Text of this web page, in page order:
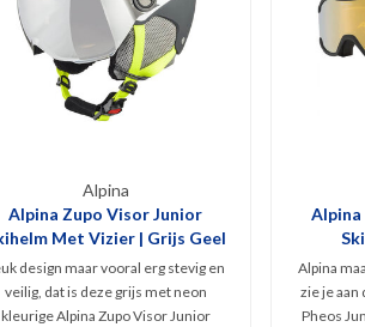
Alpina
Alpina Zupo Visor Junior
Met Vizier | Grijs Geel
design maar vooral erg stevig en
veilig, dat is deze grijs met neon
kleurige Alpina Zupo Visor Junior
Alpina
Alpina
zie je aan
Pheos